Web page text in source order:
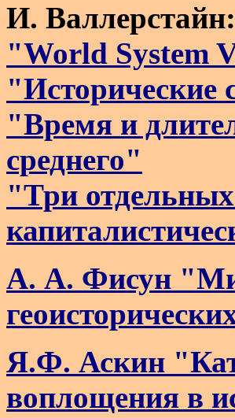
И. Валлерстайн:
"World System
"Исторические
"Время и
среднего"
"Три
А. А. Фисун
Я.Ф. Аскин
воплощения в